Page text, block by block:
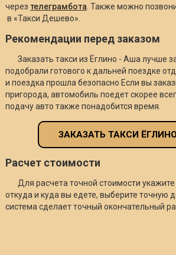
через телеграмбота . Также можно
в «Такси Дешево».
Рекомендации перед заказом
Заказать такси из Ёглино - Аша лучше
подобрали готового к дальней поездке
и поездка прошла безопасно Если вы
пригорода, автомобиль поедет скорее
подачу авто также понадобится время.
ЗАКАЗАТЬ ТАКСИ
Расчет стоимости
Для расчета точной стоимости
откуда и куда вы едете, выберите точную
система сделает точный окончательный